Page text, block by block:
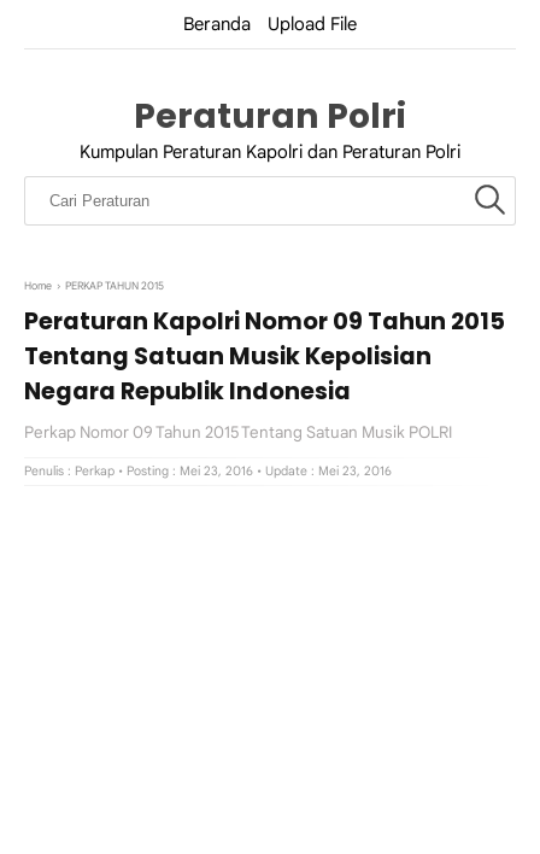
Beranda Upload File
Peraturan Polri
Kumpulan Peraturan Kapolri dan Peraturan Polri
Home › PERKAP TAHUN 2015
Peraturan Kapolri Nomor 09 Tahun 2015
Tentang Satuan Musik Kepolisian
Negara Republik Indonesia
Perkap Nomor 09 Tahun 2015 Tentang Satuan Musik POLRI
Penulis : Perkap • Posting : Mei 23, 2016 • Update : Mei 23, 2016